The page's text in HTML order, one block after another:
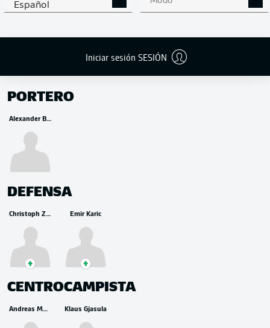
Español
Iniciar sesión SESIÓN
PORTERO
Alexander Brunst
DEFENSA
Christoph Zimmermann Emir Karic
CENTROCAMPISTA
Andreas Müller Klaus Gjasula